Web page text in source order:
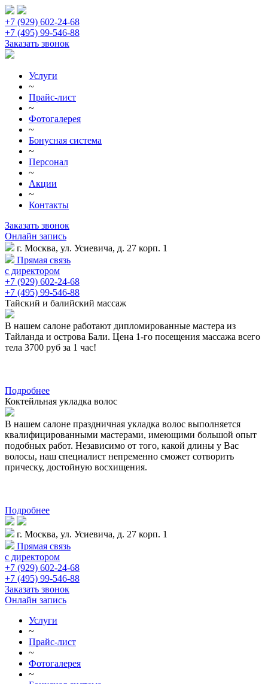
+7 (929) 602-24-68
+7 (495) 99-546-88
Заказать звонок
Услуги
~
Прайс-лист
~
Фотогалерея
~
Бонусная система
~
Персонал
~
Акции
~
Контакты
Заказать звонок
Онлайн запись
г. Москва, ул. Усиевича, д. 27 корп. 1
Прямая связь
с директором
+7 (929) 602-24-68
+7 (495) 99-546-88
Тайский и балийский массаж
В нашем салоне работают дипломированные мастера из
Тайланда и острова Бали. Цена 1-го посещения массажа всего
тела 3700 руб за 1 час!
Подробнее
Коктейльная укладка волос
В нашем салоне праздничная укладка волос выполняется
квалифицированными мастерами, имеющими большой опыт
подобных работ. Независимо от того, какой длины у Вас
волосы, наш специалист непременно сможет сотворить
прическу, достойную восхищения.
Подробнее
г. Москва, ул. Усиевича, д. 27 корп. 1
Прямая связь
с директором
+7 (929) 602-24-68
+7 (495) 99-546-88
Заказать звонок
Онлайн запись
Услуги
~
Прайс-лист
~
Фотогалерея
~